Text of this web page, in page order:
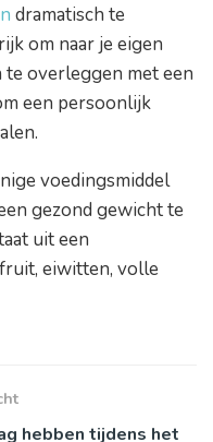
dramatisch te
om naar je eigen
overleggen met een
een persoonlijk
voedingsmiddel
gezond gewicht te
uit een
eiwitten, volle
hebben tijdens het